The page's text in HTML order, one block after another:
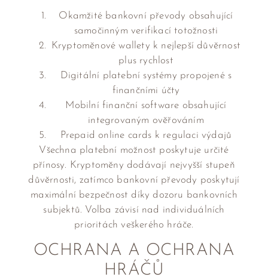
Okamžité bankovní převody obsahující
samočinným verifikací totožnosti
Kryptoměnové wallety k nejlepší důvěrnost
plus rychlost
Digitální platební systémy propojené s
finančními účty
Mobilní finanční software obsahující
integrovaným ověřováním
Prepaid online cards k regulaci výdajů
Všechna platební možnost poskytuje určité
přínosy. Kryptoměny dodávají nejvyšší stupeň
důvěrnosti, zatímco bankovní převody poskytují
maximální bezpečnost díky dozoru bankovních
subjektů. Volba závisí nad individuálních
prioritách veškerého hráče.
OCHRANA A OCHRANA
HRÁČŮ